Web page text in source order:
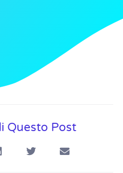
Questo Post